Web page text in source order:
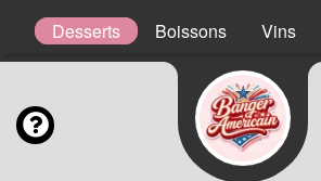
Desserts Boissons Vins